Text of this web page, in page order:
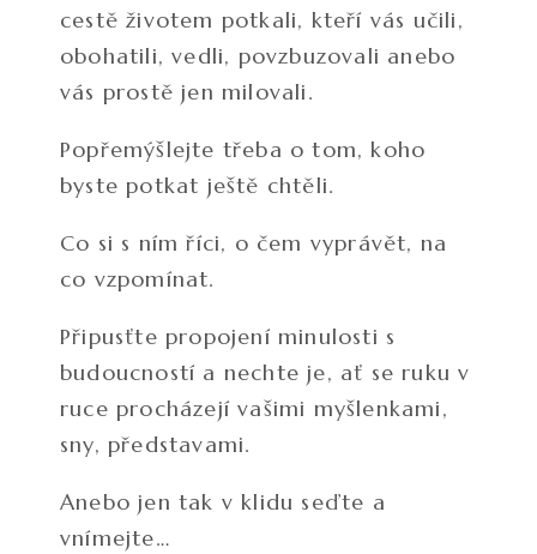
cestě životem potkali, kteří vás učili,
obohatili, vedli, povzbuzovali anebo
vás prostě jen milovali.
Popřemýšlejte třeba o tom, koho
byste potkat ještě chtěli.
Co si s ním říci, o čem vyprávět, na
co vzpomínat.
Připusťte propojení minulosti s
budoucností a nechte je, ať se ruku v
ruce procházejí vašimi myšlenkami,
sny, představami.
Anebo jen tak v klidu seďte a
vnímejte…